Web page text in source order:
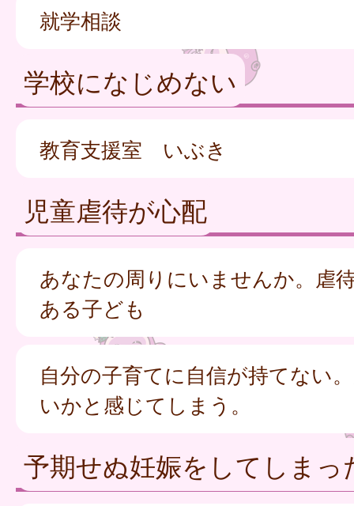
就学相談
学校になじめない
教育支援室 いぶき
児童虐待が心配
あなたの周りにいませんか。虐
ある子ども
自分の子育てに自信が持てない
いかと感じてしまう。
予期せぬ妊娠をしてしまっ